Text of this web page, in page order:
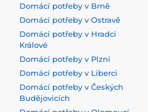
Domácí potřeby v Brně
Domácí potřeby v Ostravě
Domácí potřeby v Hradci
Králové
Domácí potřeby v Plzni
Domácí potřeby v Liberci
Domácí potřeby v Českých
Budějovicích